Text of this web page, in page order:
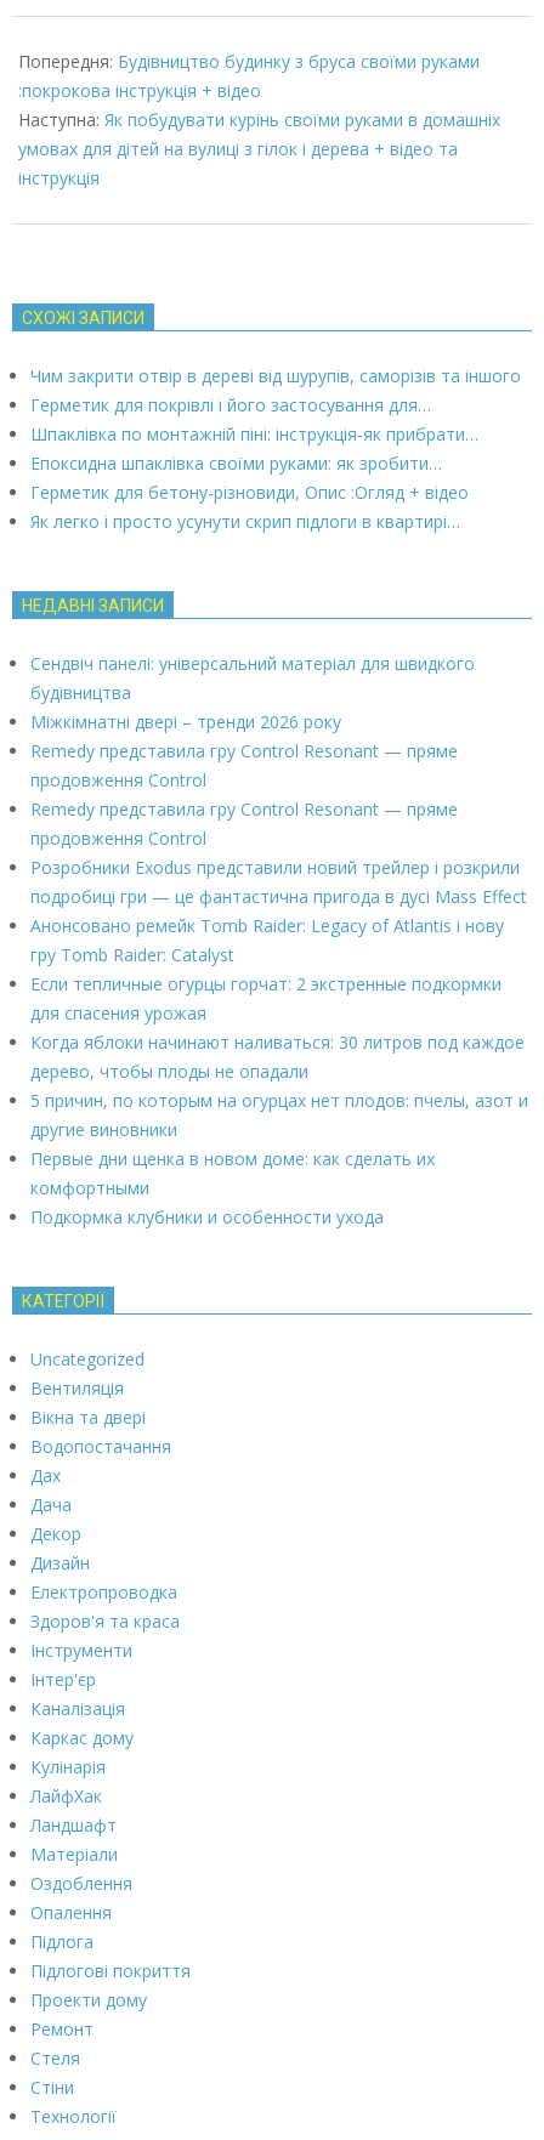
03-
08
Попередня: Будівництво будинку з бруса своїми руками
:покрокова інструкція + відео
Наступна: Як побудувати курінь своїми руками в домашніх
умовах для дітей на вулиці з гілок і дерева + відео та
інструкція
СХОЖІ ЗАПИСИ
Чим закрити отвір в дереві від шурупів, саморізів та іншого
Герметик для покрівлі і його застосування для…
Шпаклівка по монтажній піні: інструкція-як прибрати…
Епоксидна шпаклівка своїми руками: як зробити…
Герметик для бетону-різновиди, Опис :Огляд + відео
Як легко і просто усунути скрип підлоги в квартирі…
НЕДАВНІ ЗАПИСИ
Сендвіч панелі: універсальний матеріал для швидкого
будівництва
Міжкімнатні двері – тренди 2026 року
Remedy представила гру Control Resonant — пряме
продовження Control
Remedy представила гру Control Resonant — пряме
продовження Control
Розробники Exodus представили новий трейлер і розкрили
подробиці гри — це фантастична пригода в дусі Mass Effect
Анонсовано ремейк Tomb Raider: Legacy of Atlantis і нову
гру Tomb Raider: Catalyst
Если тепличные огурцы горчат: 2 экстренные подкормки
для спасения урожая
Когда яблоки начинают наливаться: 30 литров под каждое
дерево, чтобы плоды не опадали
5 причин, по которым на огурцах нет плодов: пчелы, азот и
другие виновники
Первые дни щенка в новом доме: как сделать их
комфортными
Подкормка клубники и особенности ухода
КАТЕГОРІЇ
Uncategorized
Вентиляція
Вікна та двері
Водопостачання
Дах
Дача
Декор
Дизайн
Електропроводка
Здоров'я та краса
Інструменти
Інтер'єр
Каналізація
Каркас дому
Кулінарія
ЛайфХак
Ландшафт
Матеріали
Оздоблення
Опалення
Підлога
Підлогові покриття
Проекти дому
Ремонт
Стеля
Стіни
Технології